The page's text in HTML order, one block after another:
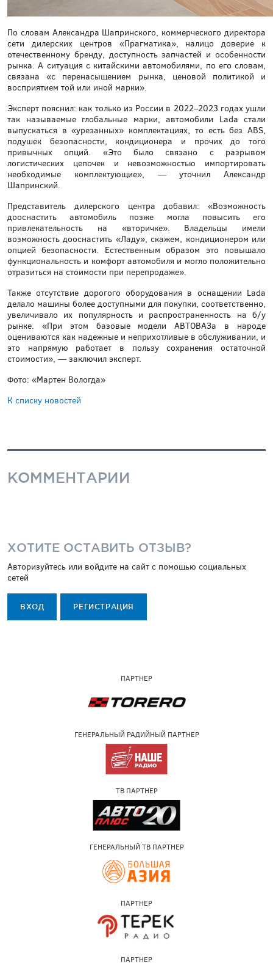
По словам Александра Шапринского, коммерческого директора
сети дилерских центров «Прагматика», налицо доверие к
отечественному бренду, доступность запчастей и особенности
рынка. А ситуация с китайскими автомобилями, по его словам,
связана «с перенасыщением рынка, ценовой политикой и
восприятием той или иной марки».
Эксперт пояснил: как только из России в 2022–2023 годах ушли
так называемые глобальные марки, автомобили Lada стали
выпускаться в «урезанных» комплектациях, то есть без ABS,
подушек безопасности, кондиционера и прочих до того
привычных опций. «Это было связано с разрывом
логистических цепочек и невозможностью импортировать
необходимые комплектующие», — уточнил Александр
Шапринский.
Представитель дилерского центра добавил: «Возможность
дооснастить автомобиль позже могла повысить его
привлекательность на «вторичке». Владельцы имели
возможность дооснастить «Ладу», скажем, кондиционером или
опцией безопасности. Естественным образом это повышало
функциональность и комфорт автомобиля и могло положительно
отразиться на стоимости при перепродаже».
Также отсутствие дорогого оборудования в оснащении Lada
делало машины более доступными для покупки, соответственно,
увеличивало их популярность и распространенность на б/у
рынке. «При этом базовые модели АВТОВАЗа в народе
оцениваются как надежные и неприхотливые в обслуживании, и
это напрямую работает в пользу сохранения остаточной
стоимости», — заключил эксперт.
Фото: «Мартен Вологда»
К списку новостей
КОММЕНТАРИИ
ХОТИТЕ ОСТАВИТЬ ОТЗЫВ?
Авторизуйтесь или войдите на сайт с помощью социальных
сетей
ВХОД РЕГИСТРАЦИЯ
ПАРТНЕР
ГЕНЕРАЛЬНЫЙ РАДИЙНЫЙ ПАРТНЕР
ТВ ПАРТНЕР
ГЕНЕРАЛЬНЫЙ ТВ ПАРТНЕР
ПАРТНЕР
ПАРТНЕР